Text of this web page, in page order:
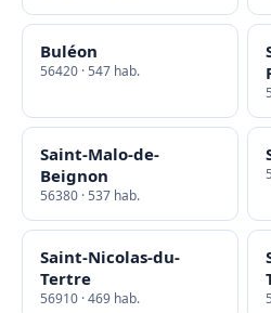
Buléon
56420 · 547 hab.
Saint-Malo-de-
Beignon
56380 · 537 hab.
Saint-Nicolas-du-
Tertre
56910 · 469 hab.